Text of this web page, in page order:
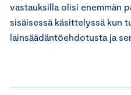
vastauksilla olisi enemmän
sisäisessä käsittelyssä kun
lainsäädäntöehdotusta ja